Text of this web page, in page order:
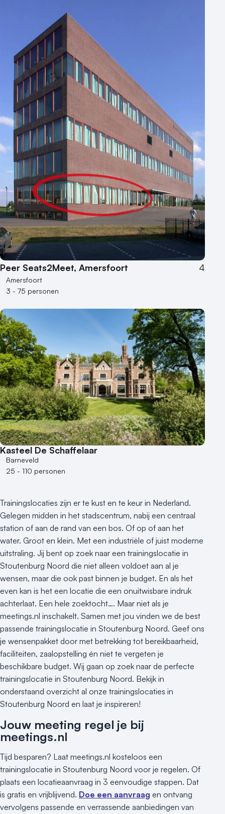
Peer Seats2Meet, Amersfoort 4
Amersfoort
3 - 75 personen
Kasteel De Schaffelaar
Barneveld
25 - 110 personen
Trainingslocaties zijn er te kust en te keur in Nederland.
Gelegen midden in het stadscentrum, nabij een centraal
station of aan de rand van een bos. Of op of aan het
water. Groot en klein. Met een industriële of juist moderne
uitstraling. Jij bent op zoek naar een trainingslocatie in
Stoutenburg Noord die niet alleen voldoet aan al je
wensen, maar die ook past binnen je budget. En als het
even kan is het een locatie die een onuitwisbare indruk
achterlaat. Een hele zoektocht…. Maar niet als je
meetings.nl inschakelt. Samen met jou vinden we de best
passende trainingslocatie in Stoutenburg Noord. Geef ons
je wensenpakket door met betrekking tot bereikbaarheid,
faciliteiten, zaalopstelling én niet te vergeten je
beschikbare budget. Wij gaan op zoek naar de perfecte
trainingslocatie in Stoutenburg Noord. Bekijk in
onderstaand overzicht al onze trainingslocaties in
Stoutenburg Noord en laat je inspireren!
Jouw meeting regel je bij
meetings.nl
Tijd besparen? Laat meetings.nl kosteloos een
trainingslocatie in Stoutenburg Noord voor je regelen. Of
plaats een locatieaanvraag in 3 eenvoudige stappen. Dat
is gratis en vrijblijvend. Doe een aanvraag en ontvang
vervolgens passende en verrassende aanbiedingen van